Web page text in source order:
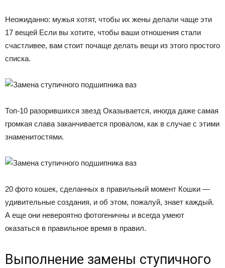
Неожиданно: мужья хотят, чтобы их жены делали чаще эти
17 вещей Если вы хотите, чтобы ваши отношения стали
счастливее, вам стоит почаще делать вещи из этого простого
списка.
Топ-10 разорившихся звезд Оказывается, иногда даже самая
громкая слава заканчивается провалом, как в случае с этими
знаменитостями.
20 фото кошек, сделанных в правильный момент Кошки —
удивительные создания, и об этом, пожалуй, знает каждый.
А еще они невероятно фотогеничны и всегда умеют
оказаться в правильное время в правил.
Выполнение замены ступичного